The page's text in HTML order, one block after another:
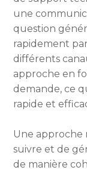
une
question
rapidement
différents
approche en
demande, ce
rapide et
Une approche
suivre et de
de manière